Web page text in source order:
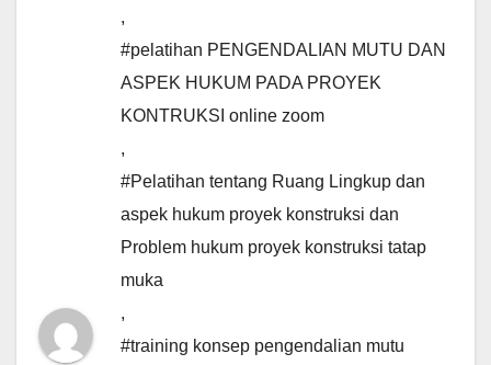
,
#pelatihan PENGENDALIAN MUTU DAN
ASPEK HUKUM PADA PROYEK
KONTRUKSI online zoom
,
#Pelatihan tentang Ruang Lingkup dan
aspek hukum proyek konstruksi dan
Problem hukum proyek konstruksi tatap
muka
,
#training konsep pengendalian mutu